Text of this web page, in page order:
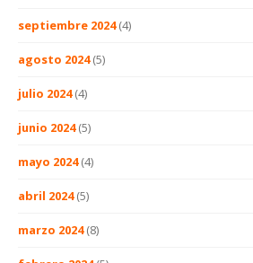
septiembre 2024(4)
agosto 2024(5)
julio 2024(4)
junio 2024(5)
mayo 2024(4)
abril 2024(5)
marzo 2024(8)